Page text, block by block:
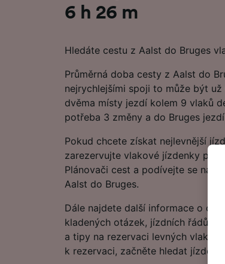
6 h 26 m
Hledáte cestu z Aalst do Bruges
Průměrná doba cesty z Aalst do
nejrychlejšími spoji to může být
dvěma místy jezdí kolem 9 vlaků
potřeba 3 změny a do Bruges
Pokud chcete získat nejlevnější
zarezervujte vlakové jízdenky
Plánovači cest a podívejte se na
Aalst do Bruges.
Dále najdete další informace o
kladených otázek, jízdních řádů s
a tipy na rezervaci levných
k rezervaci, začněte hledat